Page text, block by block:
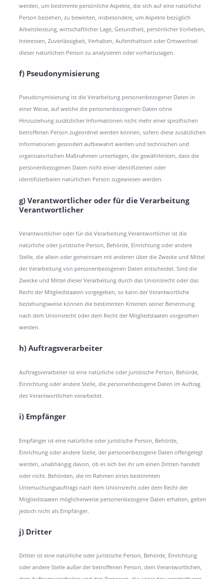
werden, um bestimmte persönliche Aspekte, die sich auf eine natürliche
Person beziehen, zu bewerten, insbesondere, um Aspekte bezüglich
Arbeitsleistung, wirtschaftlicher Lage, Gesundheit, persönlicher Vorlieben,
Interessen, Zuverlässigkeit, Verhalten, Aufenthaltsort oder Ortswechsel
dieser natürlichen Person zu analysieren oder vorherzusagen.
f) Pseudonymisierung
Pseudonymisierung ist die Verarbeitung personenbezogener Daten in
einer Weise, auf welche die personenbezogenen Daten ohne
Hinzuziehung zusätzlicher Informationen nicht mehr einer spezifischen
betroffenen Person zugeordnet werden können, sofern diese zusätzlichen
Informationen gesondert aufbewahrt werden und technischen und
organisatorischen Maßnahmen unterliegen, die gewährleisten, dass die
personenbezogenen Daten nicht einer identifizierten oder
identifizierbaren natürlichen Person zugewiesen werden.
g) Verantwortlicher oder für die Verarbeitung
Verantwortlicher
Verantwortlicher oder für die Verarbeitung Verantwortlicher ist die
natürliche oder juristische Person, Behörde, Einrichtung oder andere
Stelle, die allein oder gemeinsam mit anderen über die Zwecke und Mittel
der Verarbeitung von personenbezogenen Daten entscheidet. Sind die
Zwecke und Mittel dieser Verarbeitung durch das Unionsrecht oder das
Recht der Mitgliedstaaten vorgegeben, so kann der Verantwortliche
beziehungsweise können die bestimmten Kriterien seiner Benennung
nach dem Unionsrecht oder dem Recht der Mitgliedstaaten vorgesehen
werden.
h) Auftragsverarbeiter
Auftragsverarbeiter ist eine natürliche oder juristische Person, Behörde,
Einrichtung oder andere Stelle, die personenbezogene Daten im Auftrag
des Verantwortlichen verarbeitet.
i) Empfänger
Empfänger ist eine natürliche oder juristische Person, Behörde,
Einrichtung oder andere Stelle, der personenbezogene Daten offengelegt
werden, unabhängig davon, ob es sich bei ihr um einen Dritten handelt
oder nicht. Behörden, die im Rahmen eines bestimmten
Untersuchungsauftrags nach dem Unionsrecht oder dem Recht der
Mitgliedstaaten möglicherweise personenbezogene Daten erhalten, gelten
jedoch nicht als Empfänger.
j) Dritter
Dritter ist eine natürliche oder juristische Person, Behörde, Einrichtung
oder andere Stelle außer der betroffenen Person, dem Verantwortlichen,